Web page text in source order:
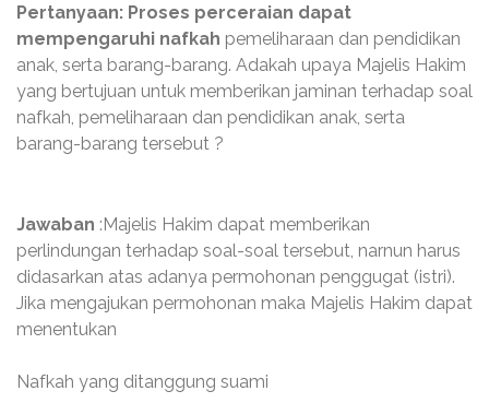
Pertanyaan: Proses perceraian dapat
mempengaruhi nafkah pemeliharaan dan pendidikan
anak, serta barang-barang. Adakah upaya Majelis Hakim
yang bertujuan untuk memberikan jaminan terhadap soal
nafkah, pemeliharaan dan pendidikan anak, serta
barang-barang tersebut ?
Jawaban :Majelis Hakim dapat memberikan
perlindungan terhadap soal-soal tersebut, narnun harus
didasarkan atas adanya permohonan penggugat (istri).
Jika mengajukan permohonan maka Majelis Hakim dapat
menentukan
Nafkah yang ditanggung suami